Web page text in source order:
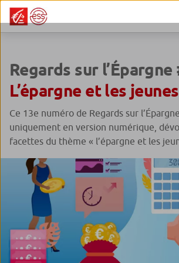
Regards sur l’Épargne
L’épargne et les jeunes
Ce 13e numéro de Regards sur
uniquement en version numérique,
facettes du thème « l’épargne et les